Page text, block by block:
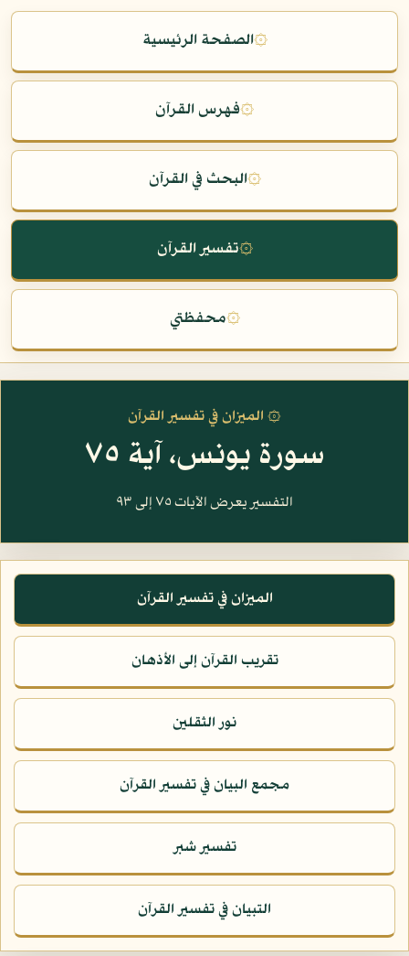
۞الصفحة الرئيسية
۞فهرس القرآن
۞البحث في القرآن
۞تفسير القرآن
۞محفظتي
۞ الميزان في تفسير القرآن
سورة يونس، آية ٧٥
التفسير يعرض الآيات ٧٥ إلى ٩٣
الميزان في تفسير القرآن
تقريب القرآن إلى الأذهان
نور الثقلين
مجمع البيان في تفسير القرآن
تفسير شبر
التبيان في تفسير القرآن